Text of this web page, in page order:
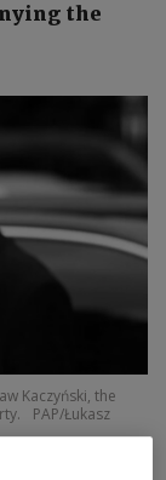
the
Kaczyński, the
PAP/Łukasz